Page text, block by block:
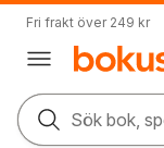
Fri frakt över 249 kr
Sök bok,